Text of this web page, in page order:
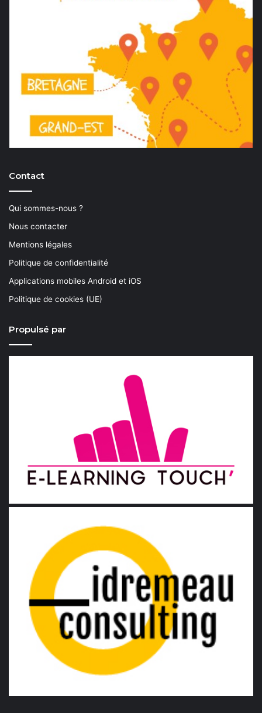
Contact
Qui sommes-nous ?
Nous contacter
Mentions légales
Politique de confidentialité
Applications mobiles Android et iOS
Politique de cookies (UE)
Propulsé par